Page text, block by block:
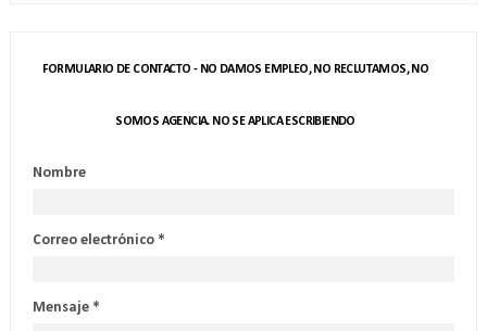
FORMULARIO DE CONTACTO - NO DAMOS EMPLEO, NO RECLUTAMOS, NO
SOMOS AGENCIA. NO SE APLICA ESCRIBIENDO
Nombre
Correo electrónico *
Mensaje *